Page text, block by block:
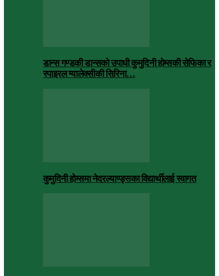
डान्स गण्डकी डान्सको उपाधी कुमुदिनी होम्सकी सेफिका र
स्पाइरल ग्यालेक्सीकी सिरिना…
कुमुदिनी होम्समा नेदरल्याण्ड्सका विद्यार्थीलाई स्वागत